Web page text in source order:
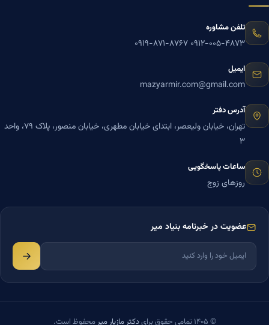
تلفن مشاوره
۰۹۱۲-۰۰۵-۴۸۷۳ ۰۹۱۹-۸۷۱-۸۷۶۷
ایمیل
mazyarmir.com@gmail.com
آدرس دفتر
تهران، خیابان ولیعصر، ابتدای خیابان مطهری، خیابان منصور، پلاک ۷۹، واحد
۳
ساعات پاسخگویی
روزهای زوج
عضویت در خبرنامه بنیاد میر
© ۱۴۰۵ تمامی حقوق برای دکتر مازیار میر محفوظ است.